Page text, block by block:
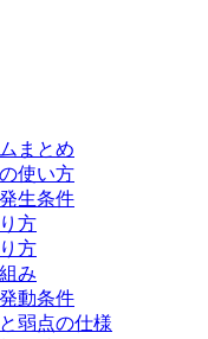
まとめ
使い方
生条件
方
方
み
動条件
弱点の仕様